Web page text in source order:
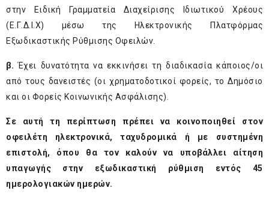
στην Ειδική Γραμματεία Διαχείρισης Ιδιωτικού Χρέους
(Ε.Γ.Δ.Ι.Χ) μέσω της Ηλεκτρονικής Πλατφόρμας
Εξωδικαστικής Ρύθμισης Οφειλών.
β. Έχει δυνατότητα να εκκινήσει τη διαδικασία κάποιος/οι
από τους δανειστές (οι χρηματοδοτικοί φορείς, το Δημόσιο
και οι Φορείς Κοινωνικής Ασφάλισης).
Σε αυτή τη περίπτωση πρέπει να κοινοποιηθεί στον
οφειλέτη ηλεκτρονικά, ταχυδρομικά ή με συστημένη
επιστολή, όπου θα τον καλούν να υποβάλλει αίτηση
υπαγωγής στην εξωδικαστική ρύθμιση εντός 45
ημερολογιακών ημερών.